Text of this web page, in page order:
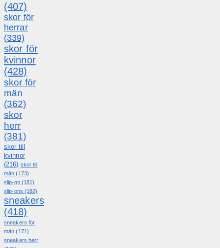
(407)
skor för
herrar
(339)
skor för
kvinnor
(428)
skor för
män
(362)
skor
herr
(381)
skor till
kvinnor
(216) skor till
män (173)
slip-on(181)
slip-ons (182)
sneakers
(418)
sneakers för
män (171)
sneakers herr